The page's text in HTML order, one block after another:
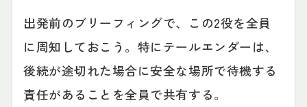
出発前のブリーフィングで、この2役を全員
に周知しておこう。特にテールエンダーは、
後続が途切れた場合に安全な場所で待機する
責任があることを全員で共有する。